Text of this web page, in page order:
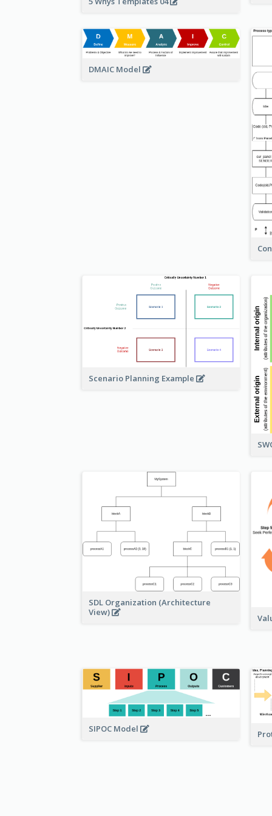
DMAIC Model
Scenario Planning Example
SDL Organization (Architecture
View)
SIPOC Model